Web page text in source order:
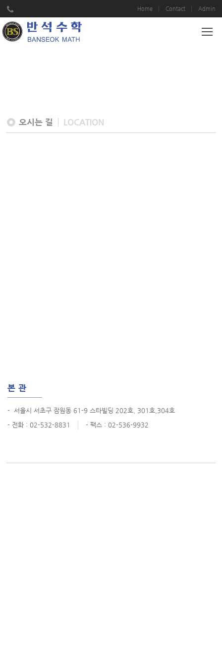
Home Contact Admin
오시는 길 LOCATION
본관
- 서울시 서초구 잠원동 61-9 스타빌딩 202호, 301호,304호
- 전화 : 02-532-8831
- 팩스 : 02-536-9932